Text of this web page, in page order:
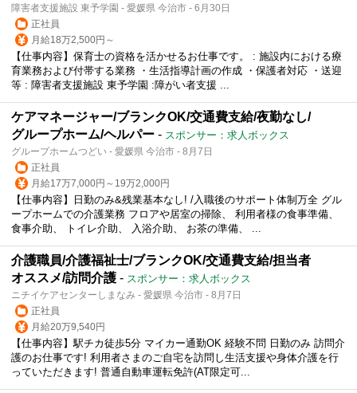
障害者支援施設 東予学園 - 愛媛県 今治市 - 6月30日
正社員
月給18万2,500円～
【仕事内容】保育士の資格を活かせるお仕事です。 : 施設内における療
育業務および付帯する業務 ・生活指導計画の作成 ・保護者対応 ・送迎
等 : 障害者支援施設 東予学園 :障がい者支援 ...
ケアマネージャー/ブランクOK/交通費支給/夜勤なし/
グループホーム/ヘルパー - スポンサー：求人ボックス
グループホームつどい - 愛媛県 今治市 - 8月7日
正社員
月給17万7,000円～19万2,000円
【仕事内容】日勤のみ&残業基本なし! /入職後のサポート体制万全 グル
ープホームでの介護業務 フロアや居室の掃除、 利用者様の食事準備、
食事介助、 トイレ介助、 入浴介助、 お茶の準備、 ...
介護職員/介護福祉士/ブランクOK/交通費支給/担当者
オススメ/訪問介護 - スポンサー：求人ボックス
ニチイケアセンターしまなみ - 愛媛県 今治市 - 8月7日
正社員
月給20万9,540円
【仕事内容】駅チカ徒歩5分 マイカー通勤OK 経験不問 日勤のみ 訪問介
護のお仕事です! 利用者さまのご自宅を訪問し生活支援や身体介護を行
っていただきます! 普通自動車運転免許(AT限定可...